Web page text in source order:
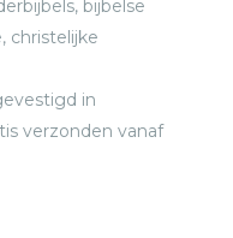
bijbelse
christelijke
in
verzonden vanaf